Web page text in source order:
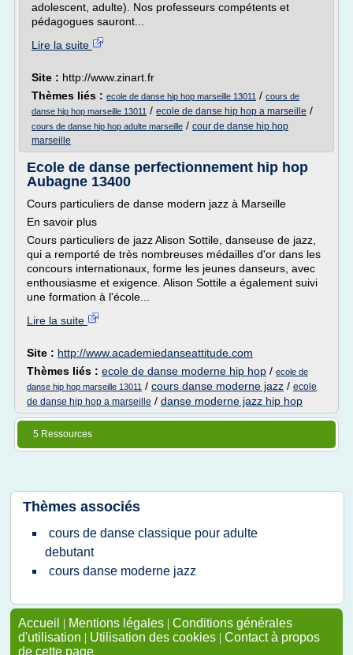
adolescent, adulte). Nos professeurs compétents et
pédagogues sauront...
Lire la suite
Site : http://www.zinart.fr
Thèmes liés : ecole de danse hip hop marseille 13011 / cours de
danse hip hop marseille 13011 / ecole de danse hip hop a marseille /
cours de danse hip hop adulte marseille / cour de danse hip hop
marseille
Ecole de danse perfectionnement hip hop
Aubagne 13400
Cours particuliers de danse modern jazz à Marseille
En savoir plus
Cours particuliers de jazz Alison Sottile, danseuse de jazz,
qui a remporté de très nombreuses médailles d'or dans les
concours internationaux, forme les jeunes danseurs, avec
enthousiasme et exigence. Alison Sottile a également suivi
une formation à l'école...
Lire la suite
Site : http://www.academiedanseattitude.com
Thèmes liés : ecole de danse moderne hip hop / ecole de
danse hip hop marseille 13011 / cours danse moderne jazz / ecole
de danse hip hop a marseille / danse moderne jazz hip hop
5 Ressources
Thèmes associés
cours de danse classique pour adulte
debutant
cours danse moderne jazz
Accueil | Mentions légales | Conditions générales
d'utilisation | Utilisation des cookies | Contact à propos
de cette page